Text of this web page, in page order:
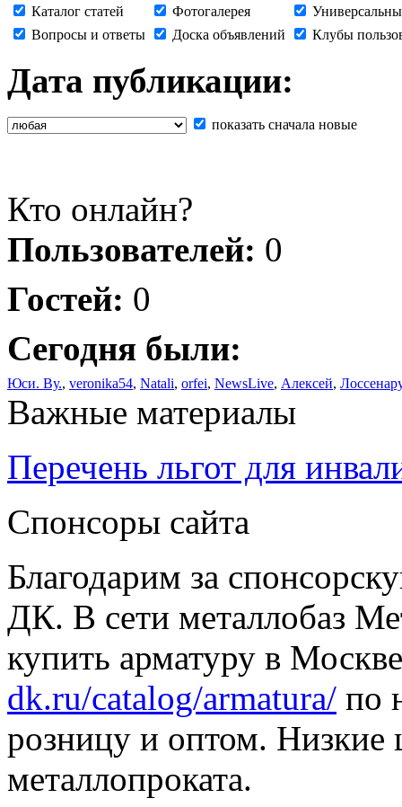
Каталог статей Фотогалерея
Вопросы и ответы
Доска объявлений Клубы
Дата публикации:
показать сначала новые
Кто онлайн?
Пользователей: 0
Гостей: 0
Сегодня были:
Юси. Ву., veronika54, Natali, orfei, NewsLive, Алексей,
Важные материалы
Перечень льгот для
Спонсоры сайта
Благодарим за
ДК. В сети металлобаз
купить арматуру в
dk.ru/catalog/armatura/ по
розницу и оптом. Низкие
металлопроката.